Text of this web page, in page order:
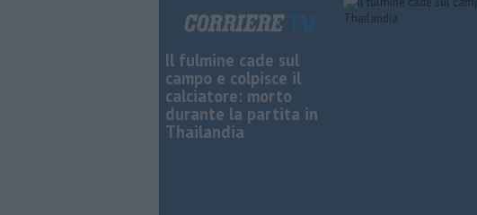
Il fulmine cade sul
campo e colpisce il
calciatore: morto
durante la partita in
Thailandia